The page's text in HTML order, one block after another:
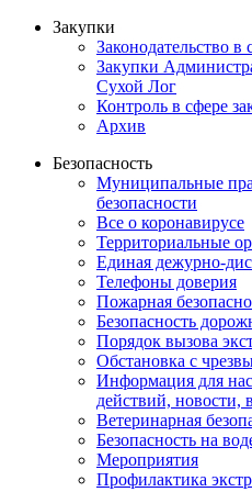
Закупки
Законодательство в
Закупки
Сухой Лог
Контроль в сфере
Архив
Безопасность
Муниципальные
безопасности
Все о коронавирусе
Территориальные
Единая дежурно-
Телефоны доверия
Пожарная
Безопасность
Порядок вызова
Обстановка с
Информация для
действий, новости,
Ветеринарная
Безопасность на
Мероприятия
Профилактика